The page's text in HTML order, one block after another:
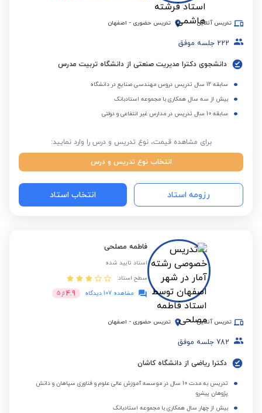
تدریس آنلاین تدریس حضوری - اصفهان
222 جلسه موفق
دانشجوی دکترا مدیریت صنعتی از دانشگاه تربیت مدرس
سابقه 12 سال تدریس دروس مهندسی صنایع در دانشگاه
بیش از سه سال همکاری با مجموعه استادبانک
سابقه 10 سال تدریس در مدارس غیر انتفاعی و دولتی
برای مشاهده قیمت، نوع تدریس و درس را وارد نمایید:
انتخاب نوع تدریس و درس
رزومه استاد انتخاب استاد
فاطمه مصلحی
استاد تایید شده
سطح استاد:
مشاهده 107 دیدگاه
4.9 از 5
تدریس آنلاین تدریس حضوری - اصفهان
782 جلسه موفق
دکترا ریاضی از دانشگاه کاشان
تدریس به مدت 10 سال در موسسه آموزش عالی علوم و فناوری سپاهان و دانش
پژوهان پیشرو
بیش از چهار سال همکاری با مجموعه استادبانک